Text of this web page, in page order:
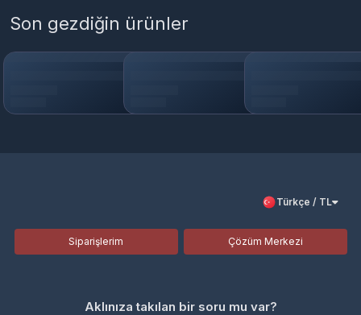
Son gezdiğin ürünler
Türkçe / TL
Siparişlerim Çözüm Merkezi
Aklınıza takılan bir soru mu var?